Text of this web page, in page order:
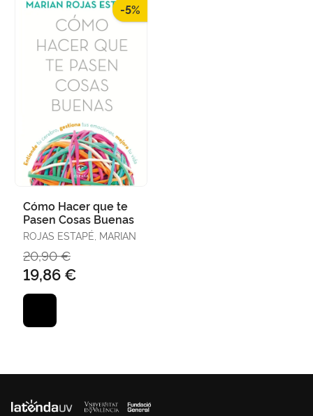
-5%
Cómo Hacer que te
Pasen Cosas Buenas
ROJAS ESTAPÉ, MARIAN
20,90 €
19,86 €